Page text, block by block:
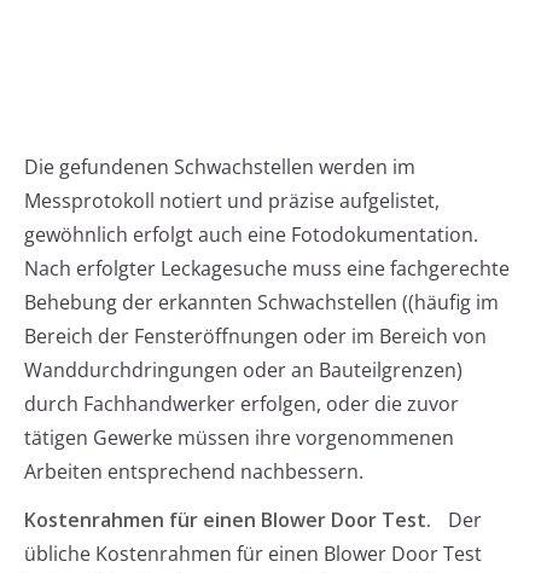
Die gefundenen Schwachstellen werden im
Messprotokoll notiert und präzise aufgelistet,
gewöhnlich erfolgt auch eine Fotodokumentation.
Nach erfolgter Leckagesuche muss eine fachgerechte
Behebung der erkannten Schwachstellen ((häufig im
Bereich der Fensteröffnungen oder im Bereich von
Wanddurchdringungen oder an Bauteilgrenzen)
durch Fachhandwerker erfolgen, oder die zuvor
tätigen Gewerke müssen ihre vorgenommenen
Arbeiten entsprechend nachbessern.
Kostenrahmen für einen Blower Door Test.
Der
übliche Kostenrahmen für einen Blower Door Test